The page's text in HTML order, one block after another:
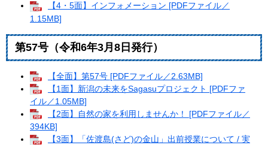
【4・5面】インフォメーション [PDFファイル／
1.15MB]
第57号（令和6年3月8日発行）
【全面】第57号 [PDFファイル／2.63MB]
【1面】新潟の未来をSagasuプロジェクト [PDFファ
イル／1.05MB]
【2面】自然の家を利用しませんか！ [PDFファイル／
394KB]
【3面】「佐渡島(さど)の金山」出前授業について / 実